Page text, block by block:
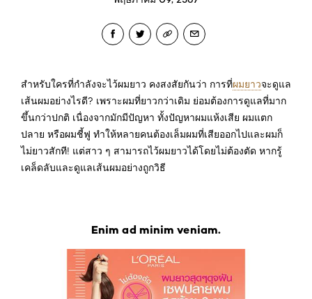
สำหรับใครที่กำลังจะไว้ผมยาว คงสงสัยกันว่า การที่ผมยาวจะดูแล
เส้นผมอย่างไรดี? เพราะผมที่ยาวกว่าเดิม ย่อมต้องการดูแลที่มาก
ขึ้นกว่าปกติ เนื่องจากมักมีปัญหา ทั้งปัญหาผมแห้งเสีย ผมแตก
ปลาย หรือผมชี้ฟู ทำให้หลายคนต้องเล็มผมที่เสียออกไปและผมก็
ไม่ยาวสักที! แต่สาว ๆ สามารถไว้ผมยาวได้โดยไม่ต้องตัด หากรู้
เคล็ดลับและดูแลเส้นผมอย่างถูกวิธี
Enim ad minim veniam.